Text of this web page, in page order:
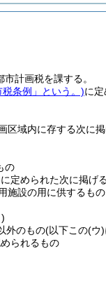
計画税を課する。
条例」という。)に
区域内に存する次に
の
に定められた次に掲げ
設の用に供するもの
外のもの(以下この(ウ)
られるもの